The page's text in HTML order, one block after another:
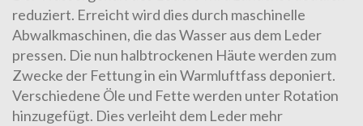
reduziert. Erreicht wird dies durch maschinelle
Abwalkmaschinen, die das Wasser aus dem Leder
pressen. Die nun halbtrockenen Häute werden zum
Zwecke der Fettung in ein Warmluftfass deponiert.
Verschiedene Öle und Fette werden unter Rotation
hinzugefügt. Dies verleiht dem Leder mehr